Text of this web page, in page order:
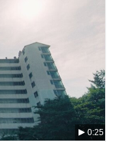
0:25